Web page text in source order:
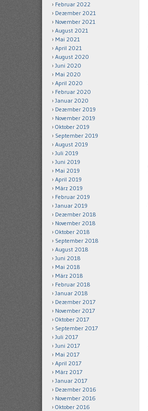
Februar 2022
Dezember 2021
November 2021
August 2021
Mai 2021
April 2021
August 2020
Juni 2020
Mai 2020
April 2020
Februar 2020
Januar 2020
Dezember 2019
November 2019
Oktober 2019
September 2019
August 2019
Juli 2019
Juni 2019
Mai 2019
April 2019
März 2019
Februar 2019
Januar 2019
Dezember 2018
November 2018
Oktober 2018
September 2018
August 2018
Juni 2018
Mai 2018
März 2018
Februar 2018
Januar 2018
Dezember 2017
November 2017
Oktober 2017
September 2017
Juli 2017
Juni 2017
Mai 2017
April 2017
März 2017
Januar 2017
Dezember 2016
November 2016
Oktober 2016